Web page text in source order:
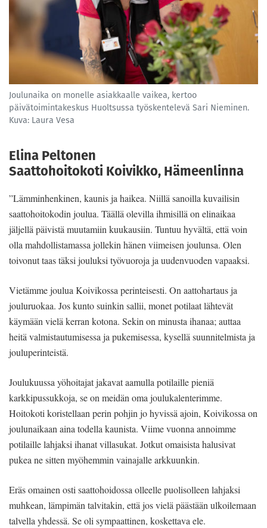
Joulunaika on monelle asiakkaalle vaikea, kertoo
päivätoimintakeskus Huoltsussa työskentelevä Sari Nieminen.
Kuva: Laura Vesa
Elina Peltonen
Saattohoitokoti Koivikko, Hämeenlinna
”Lämminhenkinen, kaunis ja haikea. Niillä sanoilla kuvailisin
saattohoitokodin joulua. Täällä olevilla ihmisillä on elinaikaa
jäljellä päivistä muutamiin kuukausiin. Tuntuu hyvältä, että voin
olla mahdollistamassa jollekin hänen viimeisen joulunsa. Olen
toivonut taas täksi jouluksi työvuoroja ja uudenvuoden vapaaksi.
Vietämme joulua Koivikossa perinteisesti. On aattohartaus ja
jouluruokaa. Jos kunto suinkin sallii, monet potilaat lähtevät
käymään vielä kerran kotona. Sekin on minusta ihanaa; auttaa
heitä valmistautumisessa ja pukemisessa, kysellä suunnitelmista ja
jouluperinteistä.
Joulukuussa yöhoitajat jakavat aamulla potilaille pieniä
karkkipussukkoja, se on meidän oma joulukalenterimme.
Hoitokoti koristellaan perin pohjin jo hyvissä ajoin, Koivikossa on
joulunaikaan aina todella kaunista. Viime vuonna annoimme
potilaille lahjaksi ihanat villasukat. Jotkut omaisista halusivat
pukea ne sitten myöhemmin vainajalle arkkuunkin.
Eräs omainen osti saattohoidossa olleelle puolisolleen lahjaksi
muhkean, lämpimän talvitakin, että jos vielä päästään ulkoilemaan
talvella yhdessä. Se oli sympaattinen, koskettava ele.